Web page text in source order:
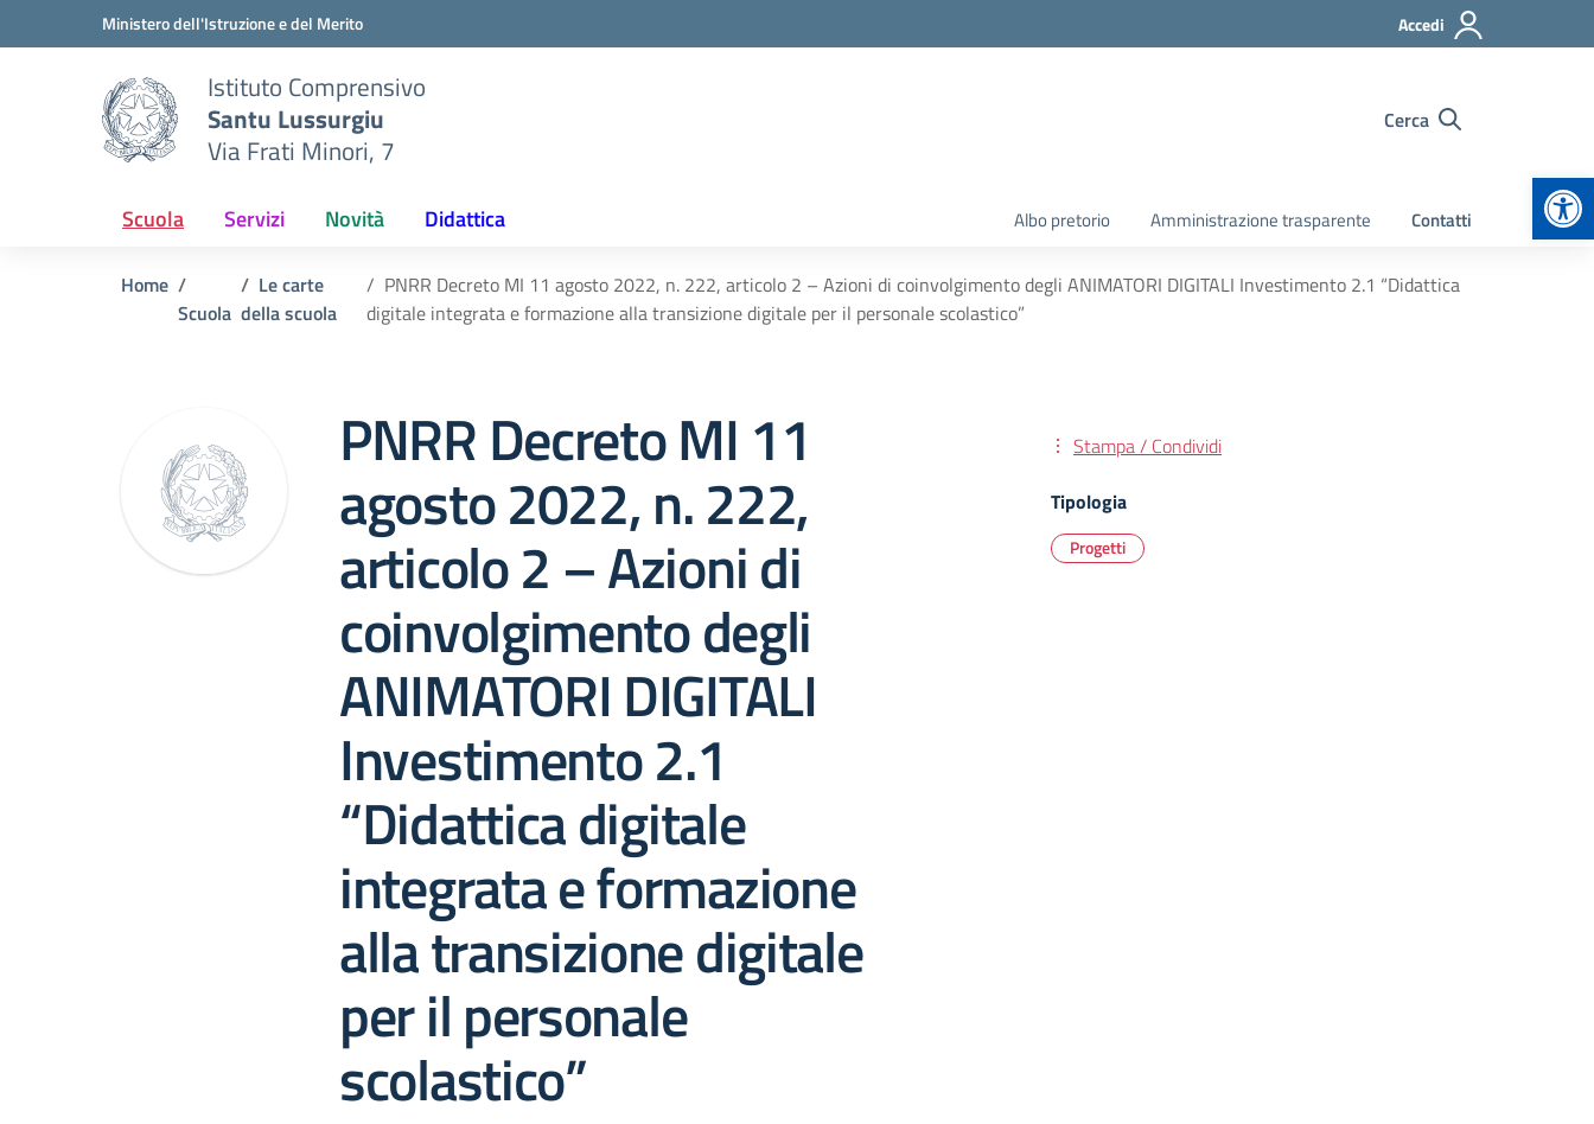
Vai ai contenuti
Vai al menu di navigazioneMinistero dell'Istruzione e del Merito Accedi
Istituto Comprensivo
Santu Lussurgiu
Via Frati Minori, 7
Cerca
Scuola Servizi Novità Didattica Albo pretorio Amministrazione trasparente Contatti
Home
Scuola
Le carte
della scuola
PNRR Decreto MI 11 agosto 2022, n. 222, articolo 2 – Azioni di coinvolgimento degli ANIMATORI DIGITALI Investimento 2.1 “Didattica
digitale integrata e formazione alla transizione digitale per il personale scolastico”
PNRR Decreto MI 11
agosto 2022, n. 222,
articolo 2 – Azioni di
coinvolgimento degli
ANIMATORI DIGITALI
Investimento 2.1
“Didattica digitale
integrata e formazione
alla transizione digitale
per il personale
scolastico”
Stampa / Condividi
Tipologia
Progetti